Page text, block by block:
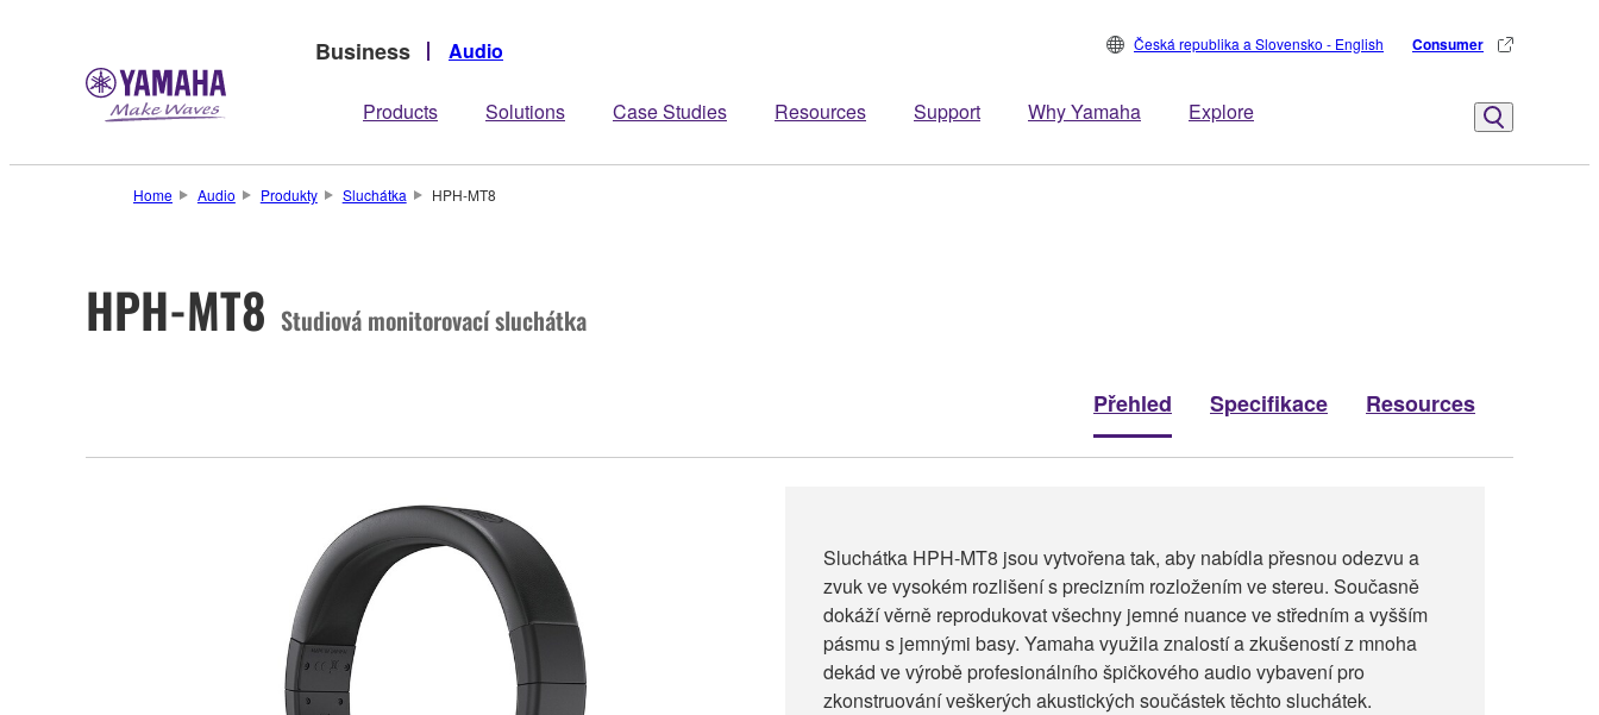
Business Audio
Products Solutions Case Studies Resources Support Why Yamaha Explore
Česká republika a Slovensko - English Consumer
Home Audio Produkty Sluchátka HPH-MT8
HPH-MT8 Studiová monitorovací sluchátka
Přehled Specifikace Resources
Sluchátka HPH-MT8 jsou vytvořena tak, aby nabídla přesnou odezvu a
zvuk ve vysokém rozlišení s precizním rozložením ve stereu. Současně
dokáží věrně reprodukovat všechny jemné nuance ve středním a vyšším
pásmu s jemnými basy. Yamaha využila znalostí a zkušeností z mnoha
dekád ve výrobě profesionálního špičkového audio vybavení pro
zkonstruování veškerých akustických součástek těchto sluchátek.